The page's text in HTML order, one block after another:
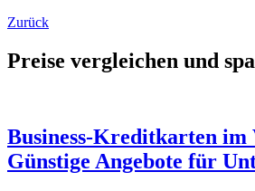
Zurück
Preise vergleichen und
Business-Kreditkarten im
Günstige Angebote für